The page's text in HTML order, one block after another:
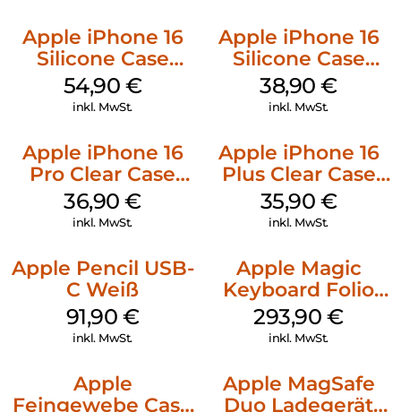
Apple iPhone 16
Silicone Case
MagSafe Black
54,90 €
inkl. MwSt.
Apple iPhone 16
Silicone Case
MagSafe
Ultramarine
38,90€
inkl. MwSt.
Apple iPhone 16
Pro Clear Case
MagSafe
Transparent
36,90€
inkl. MwSt.
Apple iPhone 16
Plus Clear Case
MagSafe
Transparent
35,90 €
inkl. MwSt.
Apple Pencil USB-
C Weiß
91,90 €
inkl. MwSt.
Apple Magic
Keyboard Folio
iPad 10.9″ (10.Gen.)
Weiß
293,90€
inkl. MwSt.
Apple
Feingewebe Case
Apple MagSafe
Duo Ladegerät